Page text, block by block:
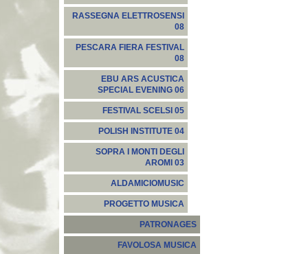
RASSEGNA ELETTROSENSI
08
PESCARA FIERA FESTIVAL
08
EBU ARS ACUSTICA
SPECIAL EVENING 06
FESTIVAL SCELSI 05
POLISH INSTITUTE 04
SOPRA I MONTI DEGLI
AROMI 03
ALDAMICIOMUSIC
PROGETTO MUSICA
PATRONAGES
FAVOLOSA MUSICA